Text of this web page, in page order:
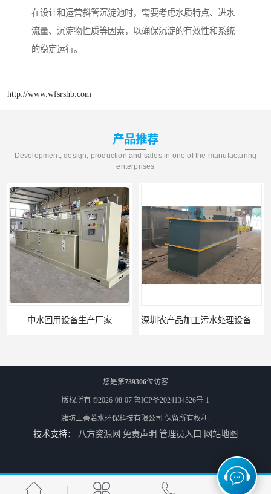
在设计和运营斜管沉淀池时，需要考虑水质特点、进水
流量、沉淀物性质等因素，以确保沉淀的有效性和系统
的稳定运行。
http://www.wfsrshb.com
产品推荐
Development, design, production and sales in one of the manufacturing
enterprises
中水回用设备生产厂家 深圳农产品加工污水处理设备厂家
深圳豆制品加工污水处理设备厂家 广州长沙体检中心污水处理设备厂家
您是第739306位访客
版权所有 ©2026-08-07 鲁ICP备2024134526号-1
潍坊上善若水环保科技有限公司 保留所有权利.
技术支持： 八方资源网 免责声明 管理员入口 网站地图